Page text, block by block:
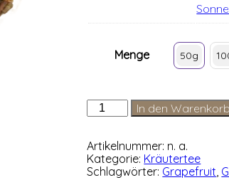
Menge 50g
Morgengedicht
Menge
In den Warenkorb
Artikelnummer: n. a.
Kategorie: Kräutertee
Schlagwörter: Grapefruit,